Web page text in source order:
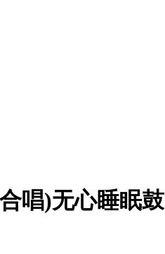
唱)无心睡眠鼓